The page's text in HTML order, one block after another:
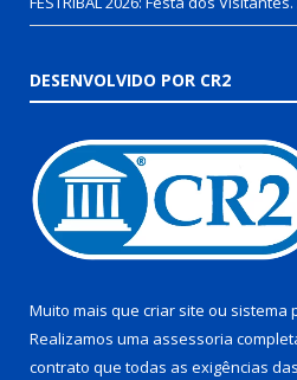
DESENVOLVIDO POR CR2
Muito mais que criar site ou sistema
Realizamos uma assessoria
contrato que todas as exigências das